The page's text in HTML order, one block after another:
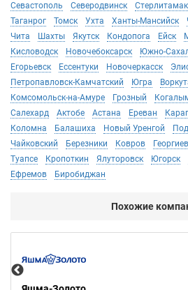
Севастополь
Северодвинск Стерлитамак
Таганрог
Томск Ухта Ханты-Мансийск
Чита
Шахты Якутск Кондопога Ейск
Кисловодск
Новочебоксарск Южно-
Егорьевск
Ессентуки Новочеркасск
Петропавловск-Камчатский
Югра
Комсомольск-на-Амуре
Грозный
Салехард
Актобе Астана Ереван
Коломна
Балашиха Новый Уренгой
Чайковский
Березники Ковров
Туапсе
Кропоткин Ялуторовск Югорск
Ефремов
Биробиджан
Похожие